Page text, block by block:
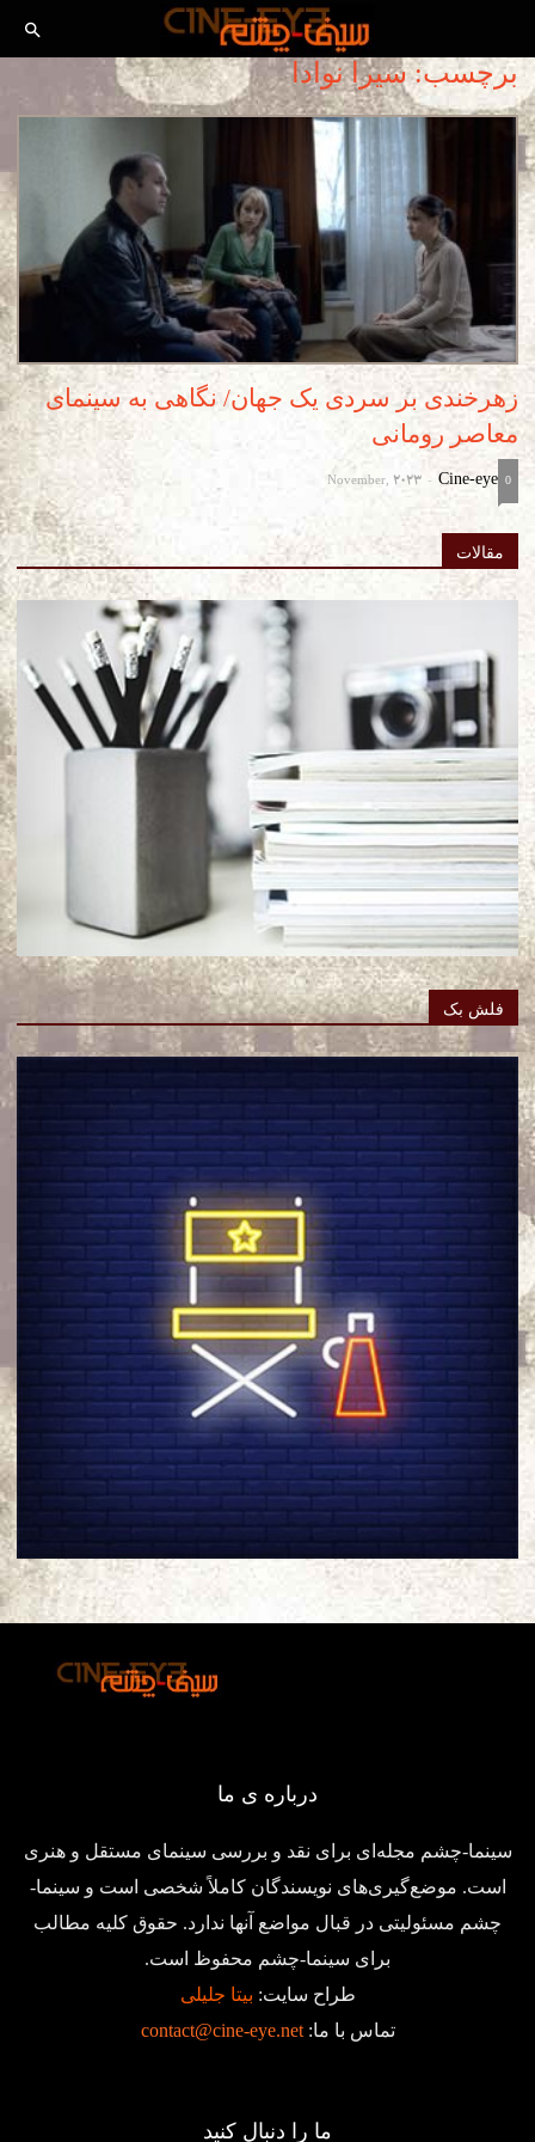
برچسب: سیرا نوادا
زهرخندی بر سردی یک جهان/ نگاهی به سینمای
معاصر رومانی
Cine-eye
-
November, 2023 0
مقالات
فلش بک
درباره ی ما
سینما-چشم مجله‌ای برای نقد و بررسی سینمای مستقل و هنری
است. موضع‌گیری‌های نویسندگان کاملاً شخصی است و سینما-
چشم مسئولیتی در قبال مواضع آنها ندارد. حقوق کلیه مطالب
برای سینما-چشم محفوظ است.
طراح سایت: بیتا جلیلی
تماس با ما:contact@cine-eye.net
ما را دنبال کنید